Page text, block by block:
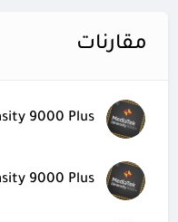
مقارنات
9000 Plus